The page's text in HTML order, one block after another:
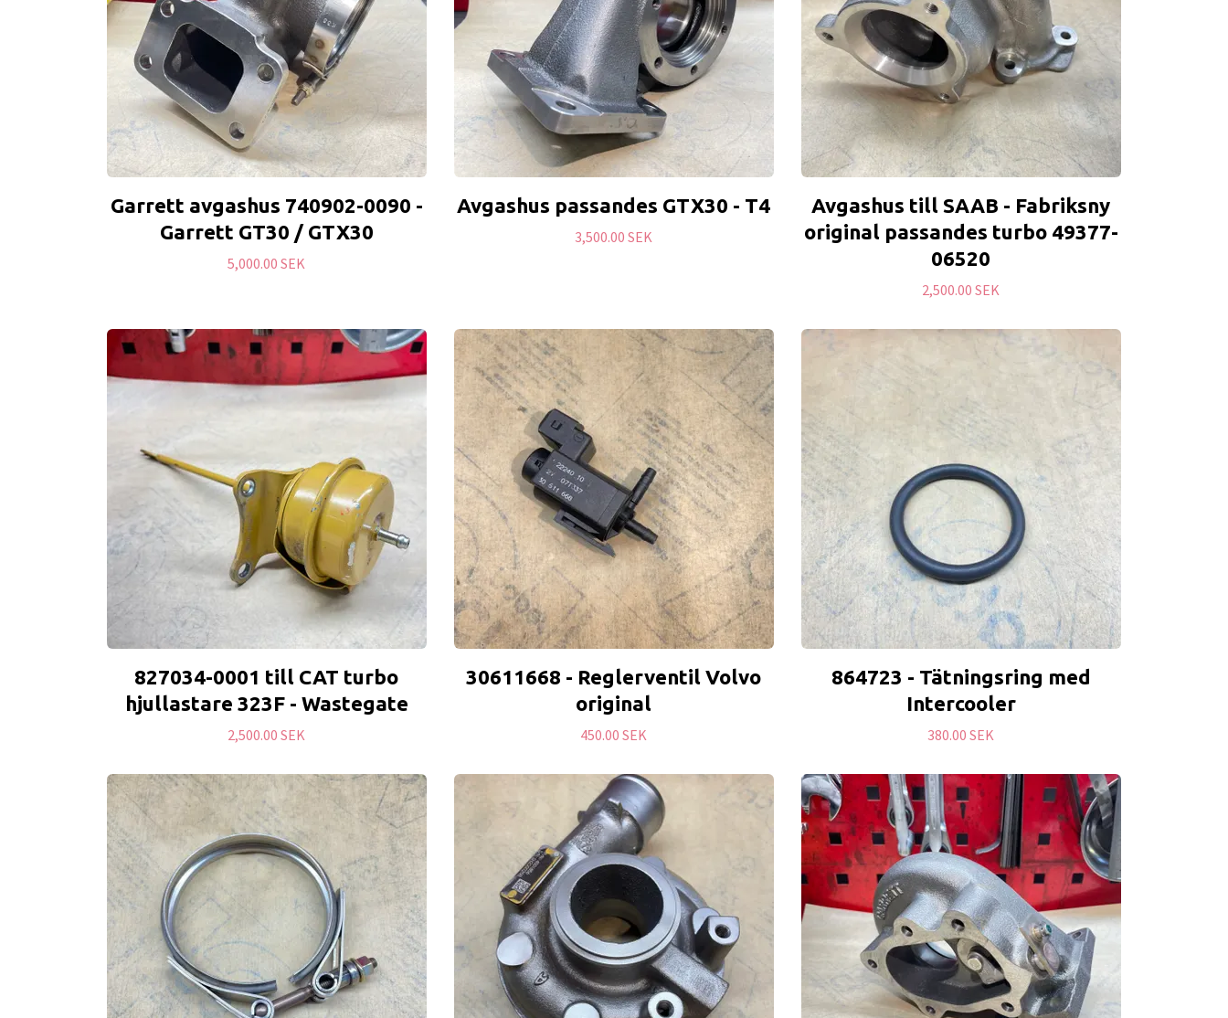
Garrett avgashus 740902-0090 -
Garrett GT30 / GTX30
5,000.00 SEK
Avgashus passandes GTX30 - T4
3,500.00 SEK
Avgashus till SAAB - Fabriksny
original passandes turbo 49377-
06520
2,500.00 SEK
827034-0001 till CAT turbo
hjullastare 323F - Wastegate
2,500.00 SEK
30611668 - Reglerventil Volvo
original
450.00 SEK
864723 - Tätningsring med
Intercooler
380.00 SEK